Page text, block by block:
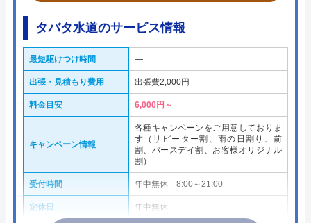
タバタ水道のサービス情報
最短駆けつけ時間 ―
出張・見積もり費用 出張費2,000円
料金目安 6,000円～
キャンペーン情報
各種キャンペーンをご用意しておりま
す（リピーター割、雨の日割り、前
割、バースデイ割、お客様オリジナル
割）
受付時間 年中無休 8:00～21:00
定休日 年中無休